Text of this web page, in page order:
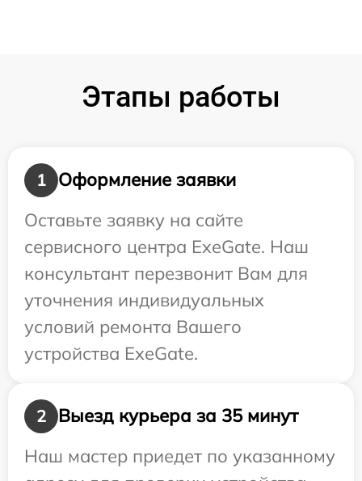
Этапы работы
1
Оформление заявки
Оставьте заявку на сайте
сервисного центра ExeGate. Наш
консультант перезвонит Вам для
уточнения индивидуальных
условий ремонта Вашего
устройства ExeGate.
2
Выезд курьера за 35 минут
Наш мастер приедет по указанному